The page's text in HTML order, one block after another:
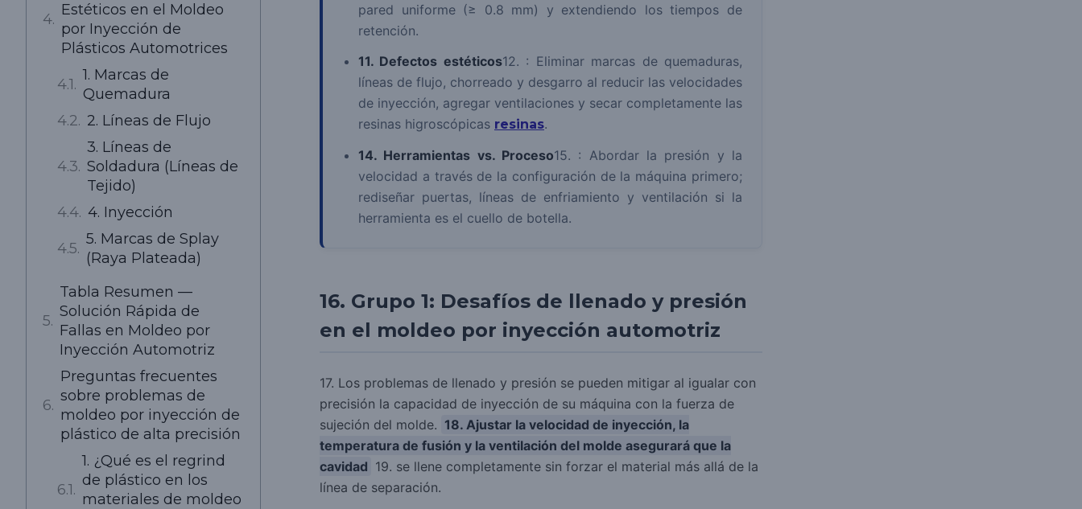
Estéticos en el Moldeo
por Inyección de
Plásticos Automotrices
1. Marcas de
Quemadura
2. Líneas de Flujo
3. Líneas de
Soldadura (Líneas de
Tejido)
4. Inyección
5. Marcas de Splay
(Raya Plateada)
Tabla Resumen —
Solución Rápida de
Fallas en Moldeo por
Inyección Automotriz
Preguntas frecuentes
sobre problemas de
moldeo por inyección de
plástico de alta precisión
1. ¿Qué es el regrind
de plástico en los
materiales de moldeo
pared uniforme (≥ 0.8 mm) y extendiendo los tiempos de
retención.
11. Defectos estéticos12. : Eliminar marcas de quemaduras,
líneas de flujo, chorreado y desgarro al reducir las velocidades
de inyección, agregar ventilaciones y secar completamente las
resinas higroscópicas resinas.
14. Herramientas vs. Proceso15. : Abordar la presión y la
velocidad a través de la configuración de la máquina primero;
rediseñar puertas, líneas de enfriamiento y ventilación si la
herramienta es el cuello de botella.
16. Grupo 1: Desafíos de llenado y presión
en el moldeo por inyección automotriz
17. Los problemas de llenado y presión se pueden mitigar al igualar con
precisión la capacidad de inyección de su máquina con la fuerza de
sujeción del molde. 18. Ajustar la velocidad de inyección, la
temperatura de fusión y la ventilación del molde asegurará que la
cavidad 19. se llene completamente sin forzar el material más allá de la
línea de separación.